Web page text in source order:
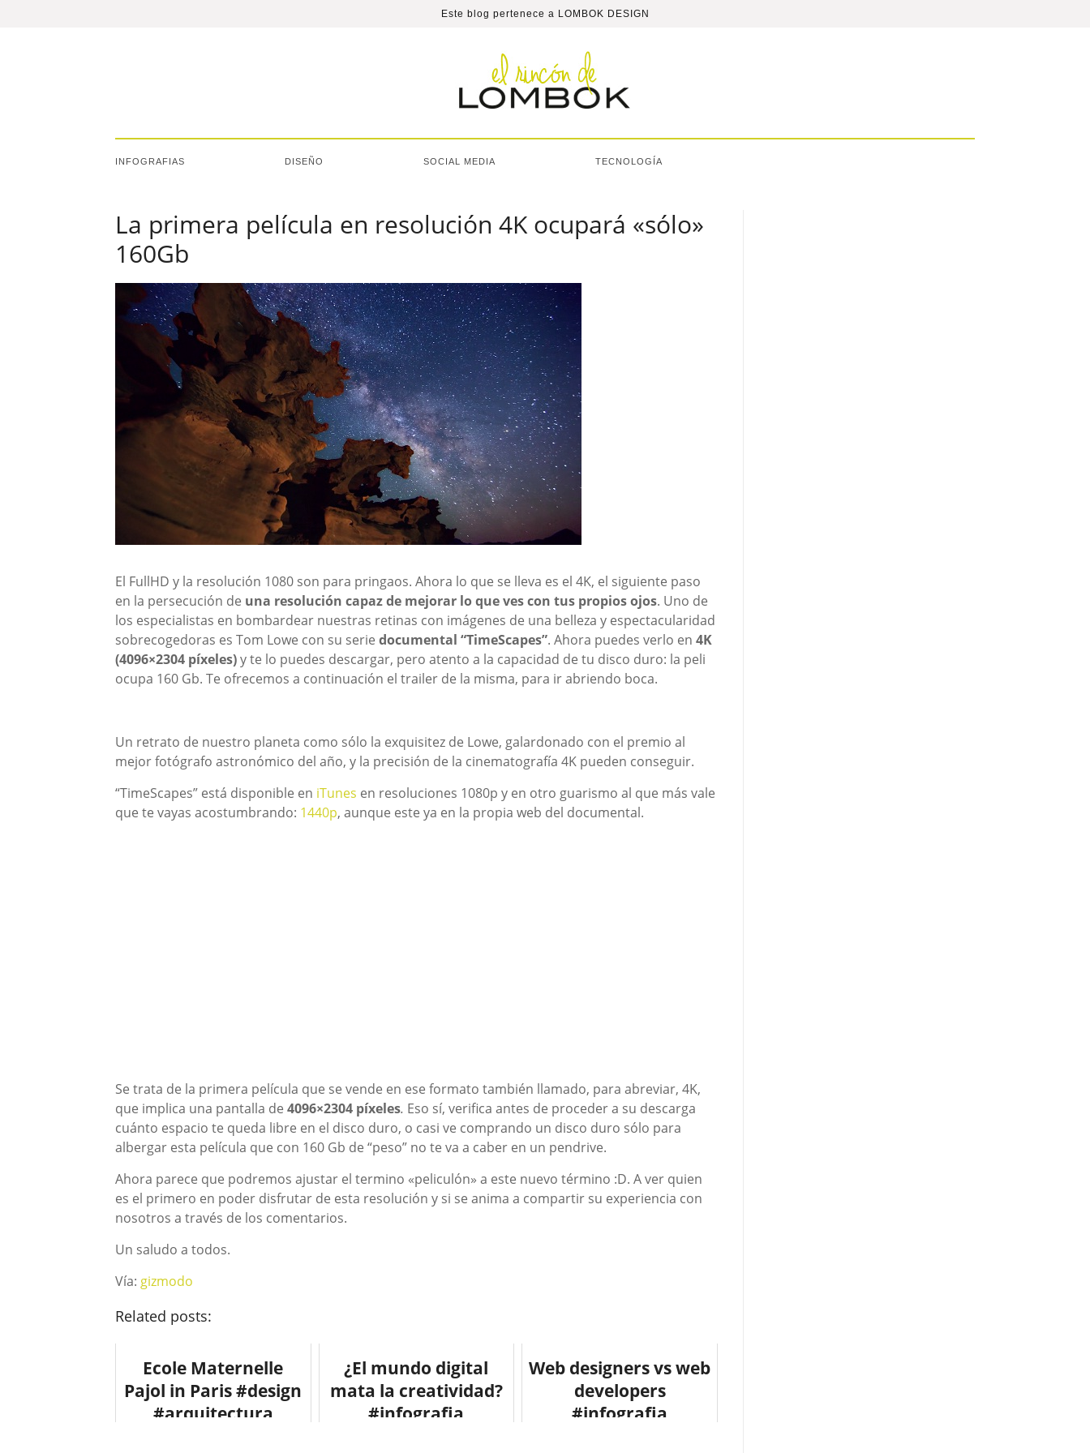
Este blog pertenece a LOMBOK DESIGN
INFOGRAFIAS DISEÑO SOCIAL MEDIA TECNOLOGÍA
La primera película en resolución 4K ocupará «sólo»
160Gb
El FullHD y la resolución 1080 son para pringaos. Ahora lo que se lleva es el 4K, el siguiente paso
en la persecución de una resolución capaz de mejorar lo que ves con tus propios ojos. Uno de
los especialistas en bombardear nuestras retinas con imágenes de una belleza y espectacularidad
sobrecogedoras es Tom Lowe con su serie documental “TimeScapes”. Ahora puedes verlo en 4K
(4096×2304 píxeles)y te lo puedes descargar, pero atento a la capacidad de tu disco duro: la peli
ocupa 160 Gb. Te ofrecemos a continuación el trailer de la misma, para ir abriendo boca.
Un retrato de nuestro planeta como sólo la exquisitez de Lowe, galardonado con el premio al
mejor fotógrafo astronómico del año, y la precisión de la cinematografía 4K pueden conseguir.
“TimeScapes” está disponible en iTunes en resoluciones 1080p y en otro guarismo al que más vale
que te vayas acostumbrando: 1440p, aunque este ya en la propia web del documental.
Se trata de la primera película que se vende en ese formato también llamado, para abreviar, 4K,
que implica una pantalla de 4096×2304 píxeles. Eso sí, verifica antes de proceder a su descarga
cuánto espacio te queda libre en el disco duro, o casi ve comprando un disco duro sólo para
albergar esta película que con 160 Gb de “peso” no te va a caber en un pendrive.
Ahora parece que podremos ajustar el termino «peliculón» a este nuevo término :D. A ver quien
es el primero en poder disfrutar de esta resolución y si se anima a compartir su experiencia con
nosotros a través de los comentarios.
Un saludo a todos.
Vía: gizmodo
Related posts:
Ecole Maternelle
Pajol in Paris #design
#arquitectura
¿El mundo digital
mata la creatividad?
#infografia
Web designers vs web
developers
#infografia